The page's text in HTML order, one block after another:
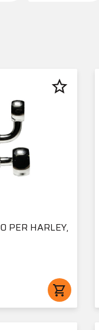
PER HARLEY,
shopping_cart
star_border